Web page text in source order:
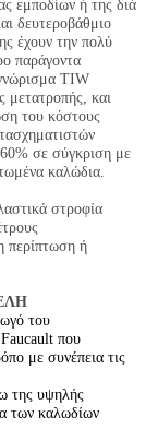
εμποδίων ή της διά
δευτεροβάθμιο
έχουν την πολύ
παράγοντα
TIW
μετατροπής, και
του κόστους
60% σε σύγκριση με
καλώδια.
στροφία
περίπτωση ή
του
Faucault που
με συνέπεια τις
της υψηλής
των καλωδίων